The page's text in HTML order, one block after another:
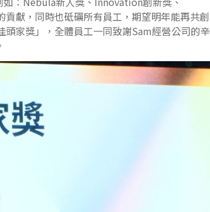
獻，同時也砥礪所有員工，期望明年能再共創
家獎」，全體員工一同致謝Sam經營公司的辛